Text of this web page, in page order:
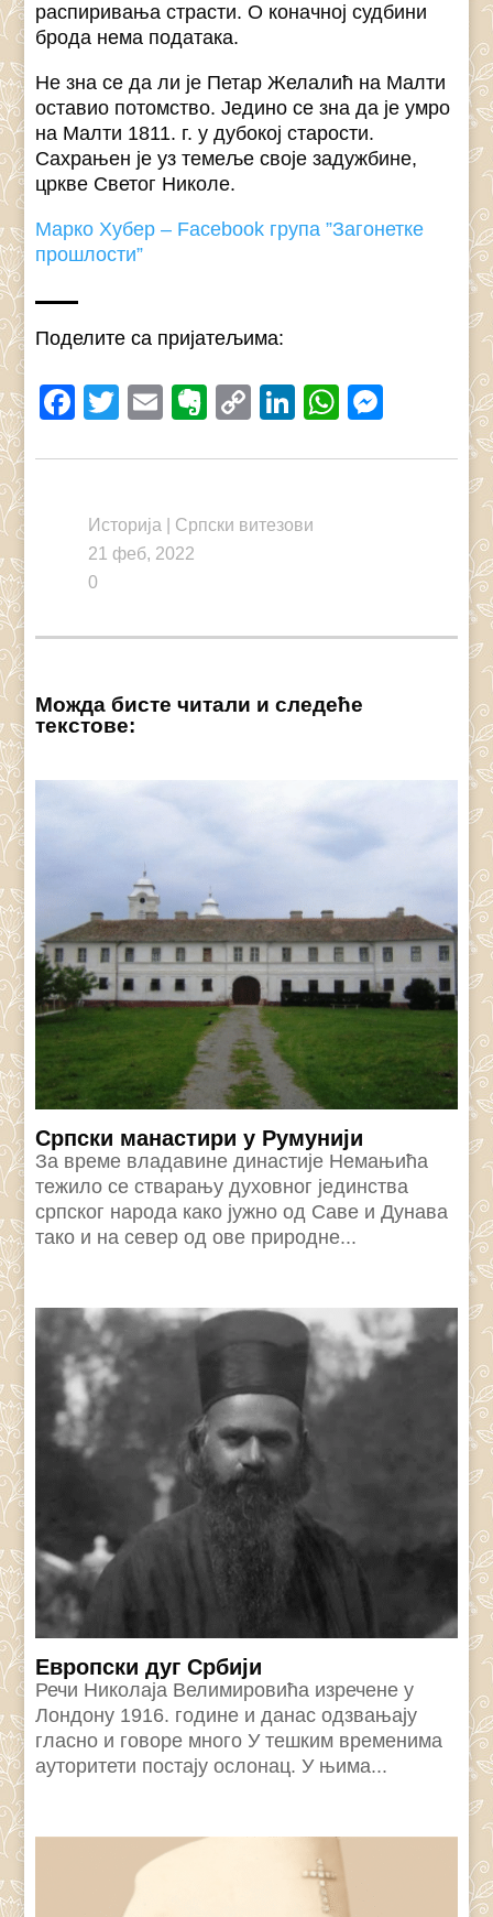
распиривања страсти. О коначној судбини
брода нема података.
Не зна се да ли је Петар Желалић на Малти
оставио потомство. Једино се зна да је умро
на Малти 1811. г. у дубокој старости.
Сахрањен је уз темеље своје задужбине,
цркве Светог Николе.
Марко Хубер – Facebook група ”Загонетке
прошлости”
Поделите са пријатељима:
Facebook
Twitter
EmailEvernote
CopyLinkedIn
Историја
Српски витезови
21 феб, 2022
0
Можда бисте читали и следеће
текстове:
Српски манастири у Румунији
За време владавине династије Немањића
тежило се стварању духовног јединства
српског народа како јужно од Саве и Дунава
тако и на север од ове природне...
Eвропски дуг Србији
Речи Николаjа Велимировића изречене у
Лондону 1916. године и данас одзвањаjу
гласно и говоре много У тешким временима
ауторитети постаjу ослонац. У њима...